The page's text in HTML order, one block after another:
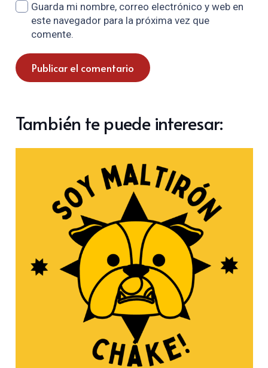
Guarda mi nombre, correo electrónico y web en
este navegador para la próxima vez que
comente.
Publicar el comentario
También te puede interesar: